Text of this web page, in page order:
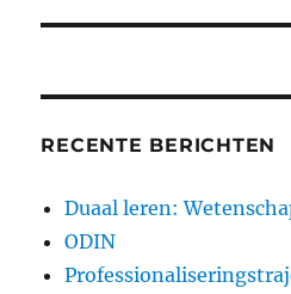
RECENTE BERICHTEN
Duaal leren:
ODIN